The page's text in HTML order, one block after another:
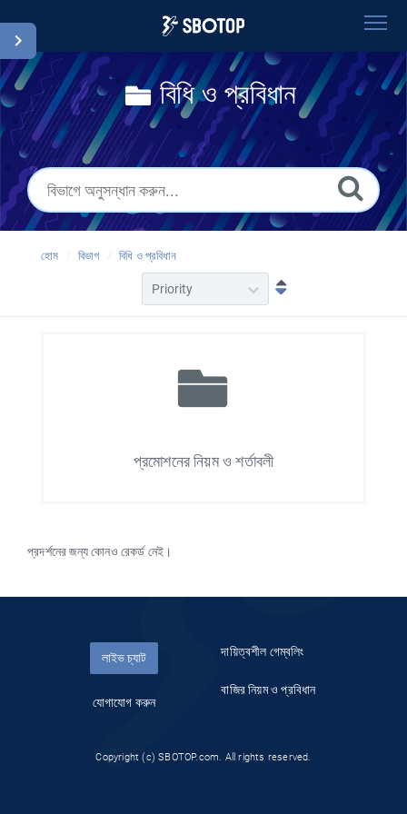
হোম
সার্চ করুন
গ্লোসারি
Bengali
বিধি ও প্রবিধান
হোম বিভাগ বিধি ও প্রবিধান
প্রমোশনের নিয়ম ও শর্তাবলী
প্রদর্শনের জন্য কোনও রেকর্ড নেই।
লাইভ চ্যাট
যোগাযোগ করুন
দায়িত্বশীল গেম্বলিং
বাজির নিয়ম ও প্রবিধান
Copyright (c) SBOTOP.com. All rights reserved.